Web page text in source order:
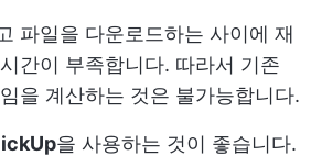
파일을 다운로드하는 사이에 재
간이 부족합니다. 따라서 기존
을 계산하는 것은 불가능합니다.
을 사용하는 것이 좋습니다.